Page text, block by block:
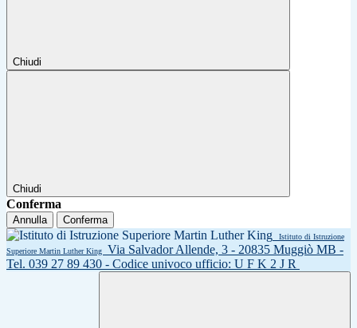
Chiudi
Chiudi
Conferma
Annulla Conferma
Istituto di Istruzione
Superiore Martin Luther King
Via Salvador Allende, 3 - 20835 Muggiò MB -
Tel. 039 27 89 430 - Codice univoco ufficio: U F K 2 J R